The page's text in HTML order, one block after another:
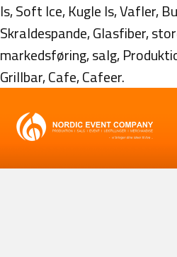
Is, Soft Ice, Kugle Is, Vafler,
Skraldespande, Glasfiber,
markedsføring, salg,
Grillbar, Cafe, Cafeer.